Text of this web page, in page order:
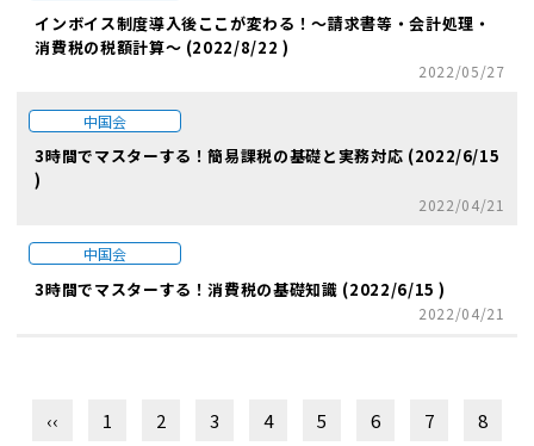
インボイス制度導入後ここが変わる！～請求書等・会計処理・
消費税の税額計算～ (2022/8/22 )
2022/05/27
中国会
3時間でマスターする！簡易課税の基礎と実務対応 (2022/6/15
)
2022/04/21
中国会
3時間でマスターする！消費税の基礎知識 (2022/6/15 )
2022/04/21
‹‹ 1 2 3 4 5 6 7
8